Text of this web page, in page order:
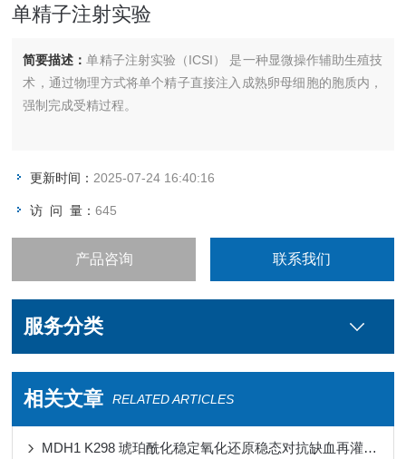
单精子注射实验
简要描述：单精子注射实验（ICSI） 是一种显微操作辅助生殖技
术，通过物理方式将单个精子直接注入成熟卵母细胞的胞质内，
强制完成受精过程。
更新时间： 2025-07-24 16:40:16
访 问 量：645
产品咨询 联系我们
服务分类
相关文章 RELATED ARTICLES
MDH1 K298 琥珀酰化稳定氧化还原稳态对抗缺血再灌注损伤心肌铁死亡